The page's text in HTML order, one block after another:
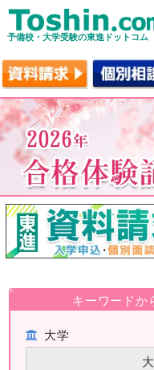
予備校・大学受験の東進ドットコム
キーワードか
大学